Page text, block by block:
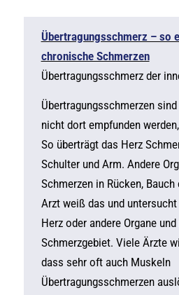
Übertragungsschmerz – so
chronische Schmerzen
Übertragungsschmerz der
Übertragungsschmerzen
nicht dort empfunden
So überträgt das Herz
Schulter und Arm. Andere
Schmerzen in Rücken,
Arzt weiß das und
Herz oder andere Organe
Schmerzgebiet. Viele Ärzte
dass sehr oft auch Muskeln
Übertragungsschmerzen